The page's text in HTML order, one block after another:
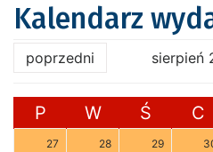
Kalendarz
poprzedni sierpień
P W Ś C
27 28 29